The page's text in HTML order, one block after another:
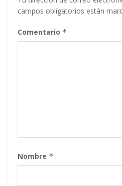
campos obligatorios están
Comentario *
Nombre *